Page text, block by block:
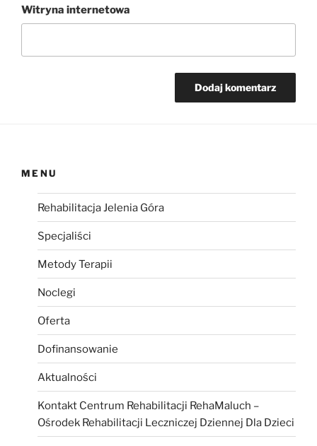
Witryna internetowa
MENU
Rehabilitacja Jelenia Góra
Specjaliści
Metody Terapii
Noclegi
Oferta
Dofinansowanie
Aktualności
Kontakt Centrum Rehabilitacji RehaMaluch –
Ośrodek Rehabilitacji Leczniczej Dziennej Dla Dzieci